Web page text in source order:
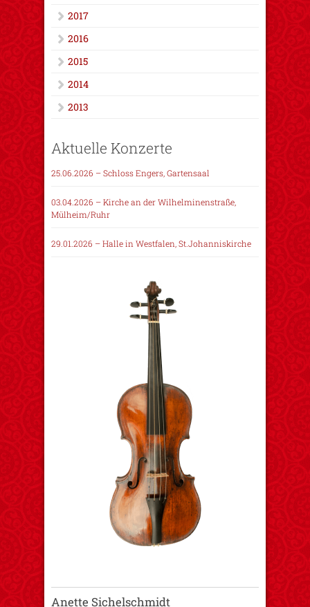
2017
2016
2015
2014
2013
Aktuelle Konzerte
25.06.2026 – Schloss Engers, Gartensaal
03.04.2026 – Kirche an der Wilhelminenstraße,
Mülheim/Ruhr
29.01.2026 – Halle in Westfalen, St.Johanniskirche
Anette Sichelschmidt